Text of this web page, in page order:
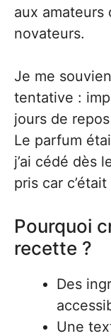
aux amateurs
novateurs.
Je me
tentative :
jours de
Le parfum
j’ai cédé dès
pris car
Pourquoi
recette ?
Des
Une